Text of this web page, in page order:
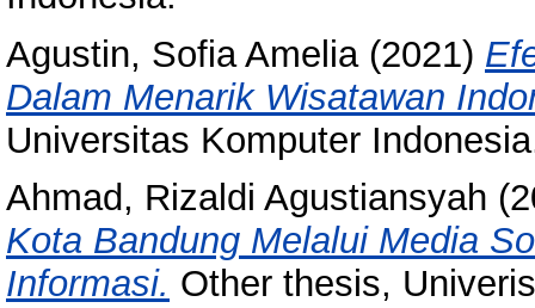
Agustin, Sofia Amelia(2021)
Dalam Menarik Wisatawan
Universitas Komputer
Ahmad, Rizaldi Agustiansyah
Kota Bandung Melalui Media
Informasi. Other thesis,